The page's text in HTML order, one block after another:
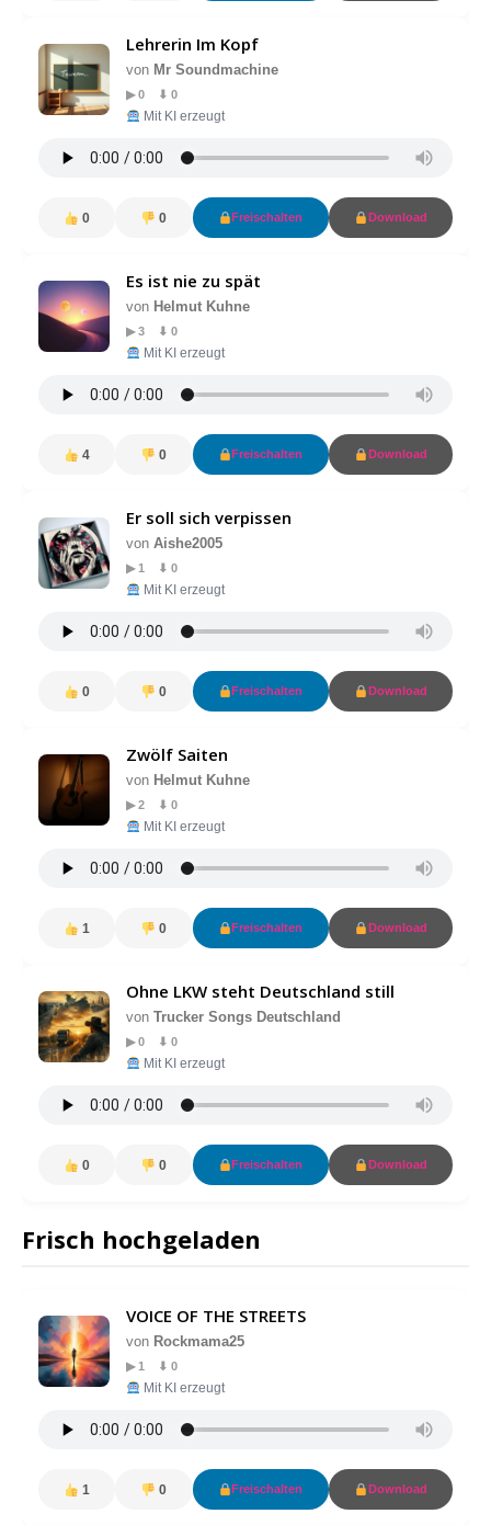
Lehrerin Im Kopf
von Mr Soundmachine
▶ 0 ⬇ 0
Mit KI erzeugt
0 0 Freischalten Download
Es ist nie zu spät
von Helmut Kuhne
▶ 3 ⬇ 0
Mit KI erzeugt
4 0 Freischalten Download
Er soll sich verpissen
von Aishe2005
▶ 1 ⬇ 0
Mit KI erzeugt
0 0 Freischalten Download
Zwölf Saiten
von Helmut Kuhne
▶ 2 ⬇ 0
Mit KI erzeugt
1 0 Freischalten Download
Ohne LKW steht Deutschland still
von Trucker Songs Deutschland
▶ 0 ⬇ 0
Mit KI erzeugt
0 0 Freischalten Download
Frisch hochgeladen
VOICE OF THE STREETS
von Rockmama25
▶ 1 ⬇ 0
Mit KI erzeugt
1 0 Freischalten Download